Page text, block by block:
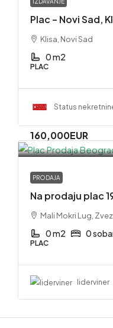
Plac – Novi Sad,
Klisa, Novi Sad
0 m2
PLAC
Status
160,000EUR
PRODAJA
Na prodaju plac
Mali Mokri Lug,
0 m2 0
PLAC
liderviner